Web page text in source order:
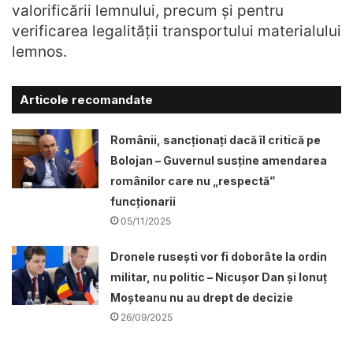
valorificării lemnului, precum și pentru
verificarea legalității transportului materialului
lemnos.
Articole recomandate
Românii, sancționați dacă îl critică pe
Bolojan – Guvernul susține amendarea
românilor care nu „respectă”
funcționarii
05/11/2025
Dronele ruseşti vor fi doborâte la ordin
militar, nu politic – Nicușor Dan și Ionuț
Moșteanu nu au drept de decizie
26/09/2025